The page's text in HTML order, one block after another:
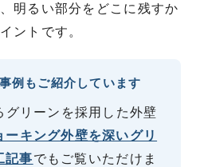
明るい部分をどこに残すか
ントです。
例もご紹介しています
グリーンを採用した外壁
ーキング外壁を深いグリ
記事でもご覧いただけま